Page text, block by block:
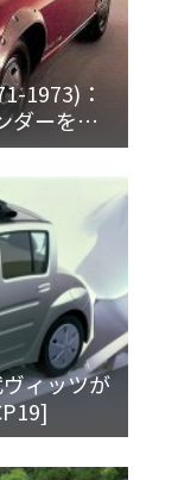
1973)：
ダーを装
ィッツが